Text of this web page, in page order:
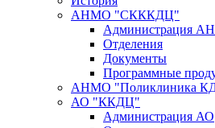
АНМО "СКККДЦ"
Администрация
Отделения
Документы
Программные
АНМО "Поликлиника
АО "ККДЦ"
Администрация АО